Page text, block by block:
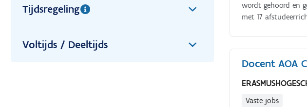
Tijdsregeling
Voltijds / Deeltijds
wordt gehoord en
met 17
Docent AOA
Vaste jobs